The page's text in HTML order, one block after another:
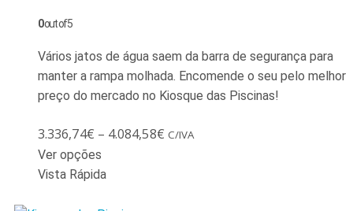
0out of 5
Vários jatos de água saem da barra de segurança para
manter a rampa molhada. Encomende o seu pelo melhor
preço do mercado no Kiosque das Piscinas!
3.336,74€ – 4.084,58€ C/IVA
Ver opções
Vista Rápida